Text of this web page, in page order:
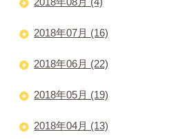
2018年07月 (16)
2018年06月 (22)
2018年05月 (19)
2018年04月 (13)